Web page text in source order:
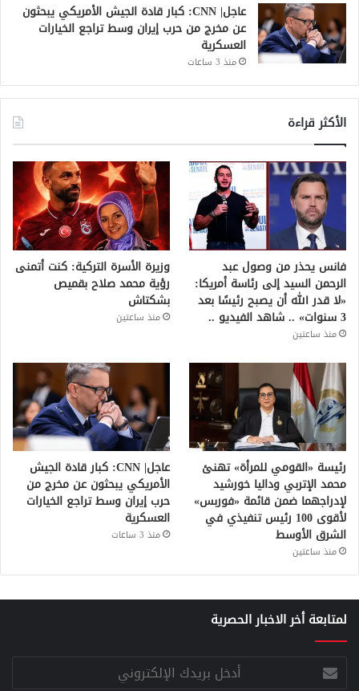
عاجل| CNN: كبار قادة الجيش الأمريكي يبحثون
عن مخرج من حرب إيران وسط تراجع الخيارات
العسكرية
منذ 3 ساعات
الأكثر قراءة
فانس يحذر من وصول عبد
الرحمن السيد إلى رئاسة أمريكا:
«لا قدر الله أن يصبح رئيسًا بعد
3 سنوات» .. شاهد الفيديو ..
منذ ساعتين
وزيرة الأسرة التركية: كنت أتمنى
رؤية محمد صلاح بقميص
بشكتاش
منذ ساعتين
رئيسة «القومي للمرأة» تهنئ
محمد الإتربي وداليا خورشيد
لإدراجهما ضمن قائمة «فوربس»
لأقوى 100 رئيس تنفيذي في
الشرق الأوسط
منذ ساعتين
عاجل| CNN: كبار قادة الجيش
الأمريكي يبحثون عن مخرج من
حرب إيران وسط تراجع الخيارات
العسكرية
منذ 3 ساعات
لمتابعة أخر الاخبار الحصرية
أدخل
بريدك